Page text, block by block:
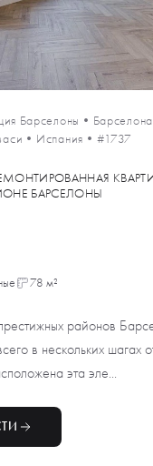
Барселоны • Барселона
• Испания • #1737
БАРСЕЛОНЫ
78 м²
районов
в нескольких шагах
эта эле...